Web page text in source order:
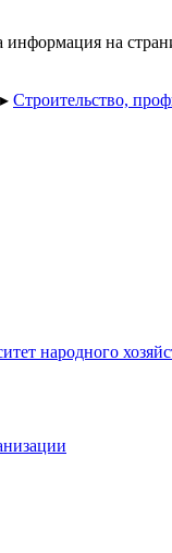
на
▸ Строительство,
народного